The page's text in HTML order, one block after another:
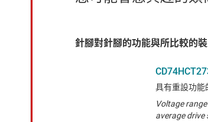
針腳對針腳的功能與所比較的裝
具有重設功能
Voltage
average